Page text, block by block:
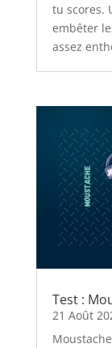
tu scores.
embêter
assez
Test :
21 Août